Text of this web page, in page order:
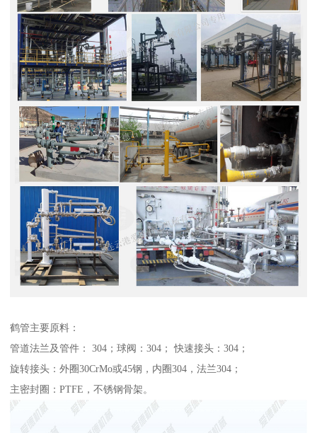
鹤管主要原料：
管道法兰及管件： 304；球阀：304； 快速接头：304；
旋转接头：外圈30CrMo或45钢，内圈304，法兰304；
主密封圈：PTFE，不锈钢骨架。